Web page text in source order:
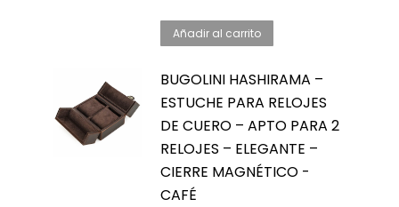
Añadir al carrito
BUGOLINI HASHIRAMA –
ESTUCHE PARA RELOJES
DE CUERO – APTO PARA 2
RELOJES – ELEGANTE –
CIERRE MAGNÉTICO -
CAFÉ